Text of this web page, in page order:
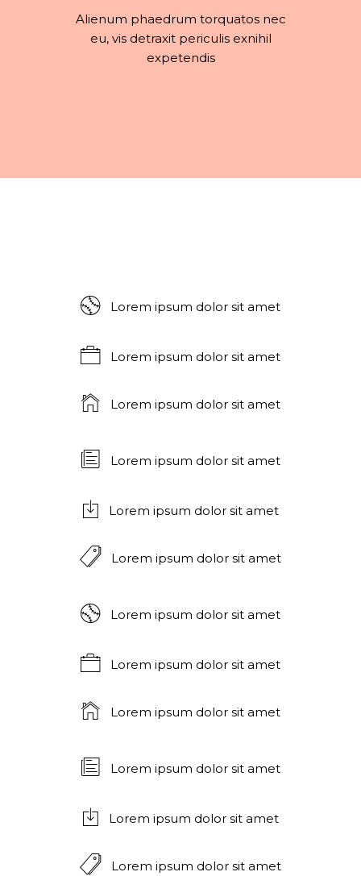
Alienum phaedrum torquatos nec
eu, vis detraxit periculis exnihil
expetendis
Lorem ipsum dolor sit amet
Lorem ipsum dolor sit amet
Lorem ipsum dolor sit amet
Lorem ipsum dolor sit amet
Lorem ipsum dolor sit amet
Lorem ipsum dolor sit amet
Lorem ipsum dolor sit amet
Lorem ipsum dolor sit amet
Lorem ipsum dolor sit amet
Lorem ipsum dolor sit amet
Lorem ipsum dolor sit amet
Lorem ipsum dolor sit amet